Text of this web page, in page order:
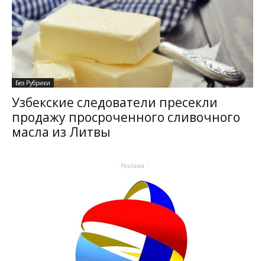
Без Рубрики
Узбекские следователи пресекли
продажу просроченного сливочного
масла из Литвы
- Реклама -